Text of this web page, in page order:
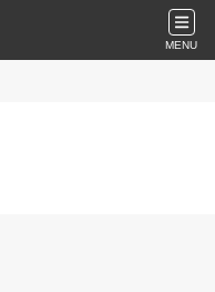
MENU